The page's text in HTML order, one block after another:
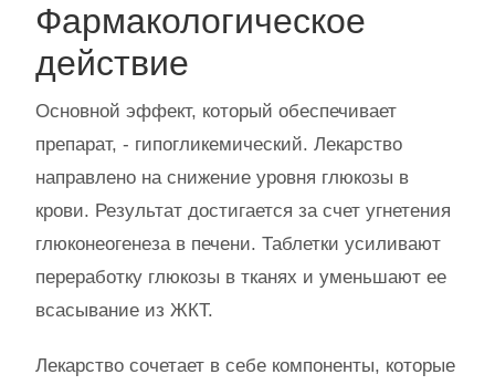
Фармакологическое
действие
Основной эффект, который обеспечивает
препарат, - гипогликемический. Лекарство
направлено на снижение уровня глюкозы в
крови. Результат достигается за счет угнетения
глюконеогенеза в печени. Таблетки усиливают
переработку глюкозы в тканях и уменьшают ее
всасывание из ЖКТ.
Лекарство сочетает в себе компоненты, которые